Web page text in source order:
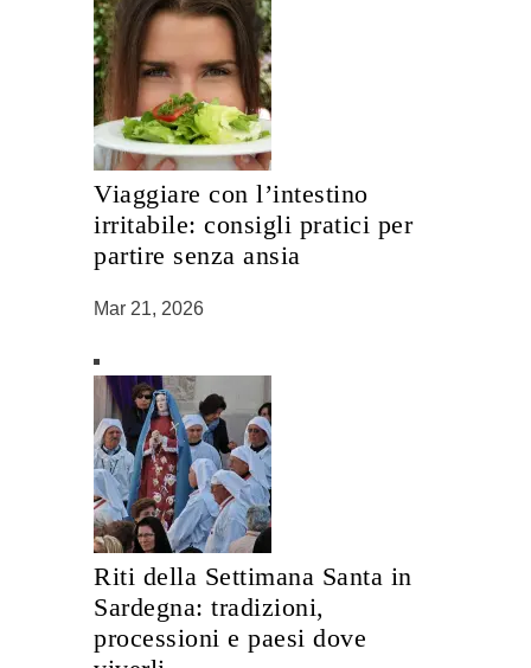
Viaggiare con l’intestino
irritabile: consigli pratici per
partire senza ansia
Mar 21, 2026
Riti della Settimana Santa in
Sardegna: tradizioni,
processioni e paesi dove